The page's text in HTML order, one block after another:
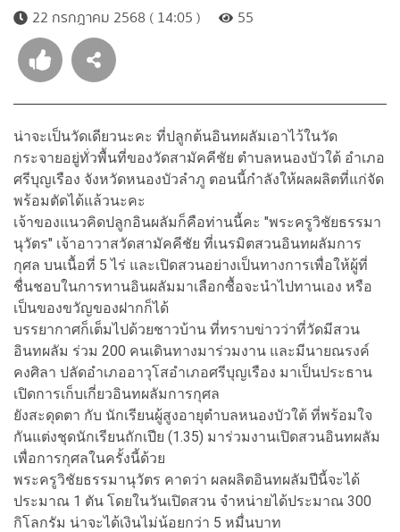
22 กรกฎาคม 2568 ( 14:05 )
55
น่าจะเป็นวัดเดียวนะคะ ที่ปลูกต้นอินทผลัมเอาไว้ในวัด
กระจายอยู่ทั่วพื้นที่ของวัดสามัคคีชัย ตำบลหนองบัวใต้ อำเภอ
ศรีบุญเรือง จังหวัดหนองบัวลำภู ตอนนี้กำลังให้ผลผลิตที่แก่จัด
พร้อมตัดได้แล้วนะคะ
เจ้าของแนวคิดปลูกอินผลัมก็คือท่านนี้คะ "พระครูวิชัยธรรมา
นุวัตร" เจ้าอาวาสวัดสามัคคีชัย ที่เนรมิตสวนอินทผลัมการ
กุศล บนเนื้อที่ 5 ไร่ และเปิดสวนอย่างเป็นทางการเพื่อให้ผู้ที่
ชื่นชอบในการทานอินผลัมมาเลือกซื้อจะนำไปทานเอง หรือ
เป็นของขวัญของฝากก็ได้
บรรยากาศก็เต็มไปด้วยชาวบ้าน ที่ทราบข่าวว่าที่วัดมีสวน
อินทผลัม ร่วม 200 คนเดินทางมาร่วมงาน และมีนายณรงค์
คงศิลา ปลัดอำเภออาวุโสอำเภอศรีบุญเรือง มาเป็นประธาน
เปิดการเก็บเกี่ยวอินทผลัมการกุศล
ยังสะดุดตา กับ นักเรียนผู้สูงอายุตำบลหนองบัวใต้ ที่พร้อมใจ
กันแต่งชุดนักเรียนถักเปีย (1.35) มาร่วมงานเปิดสวนอินทผลัม
เพื่อการกุศลในครั้งนี้ด้วย
พระครูวิชัยธรรมานุวัตร คาดว่า ผลผลิตอินทผลัมปีนี้จะได้
ประมาณ 1 ตัน โดยในวันเปิดสวน จำหน่ายได้ประมาณ 300
กิโลกรัม น่าจะได้เงินไม่น้อยกว่า 5 หมื่นบาท